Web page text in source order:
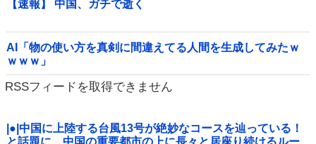
【速報】 中国、ガチで逝く
AI「物の使い方を真剣に間違えてる人間を生成してみたｗ
ｗｗｗ」
RSSフィードを取得できません
|●|中国に上陸する台風13号が絶妙なコースを辿っている！
と話題に、中国の重要都市の上に長々と居座り続けるルー